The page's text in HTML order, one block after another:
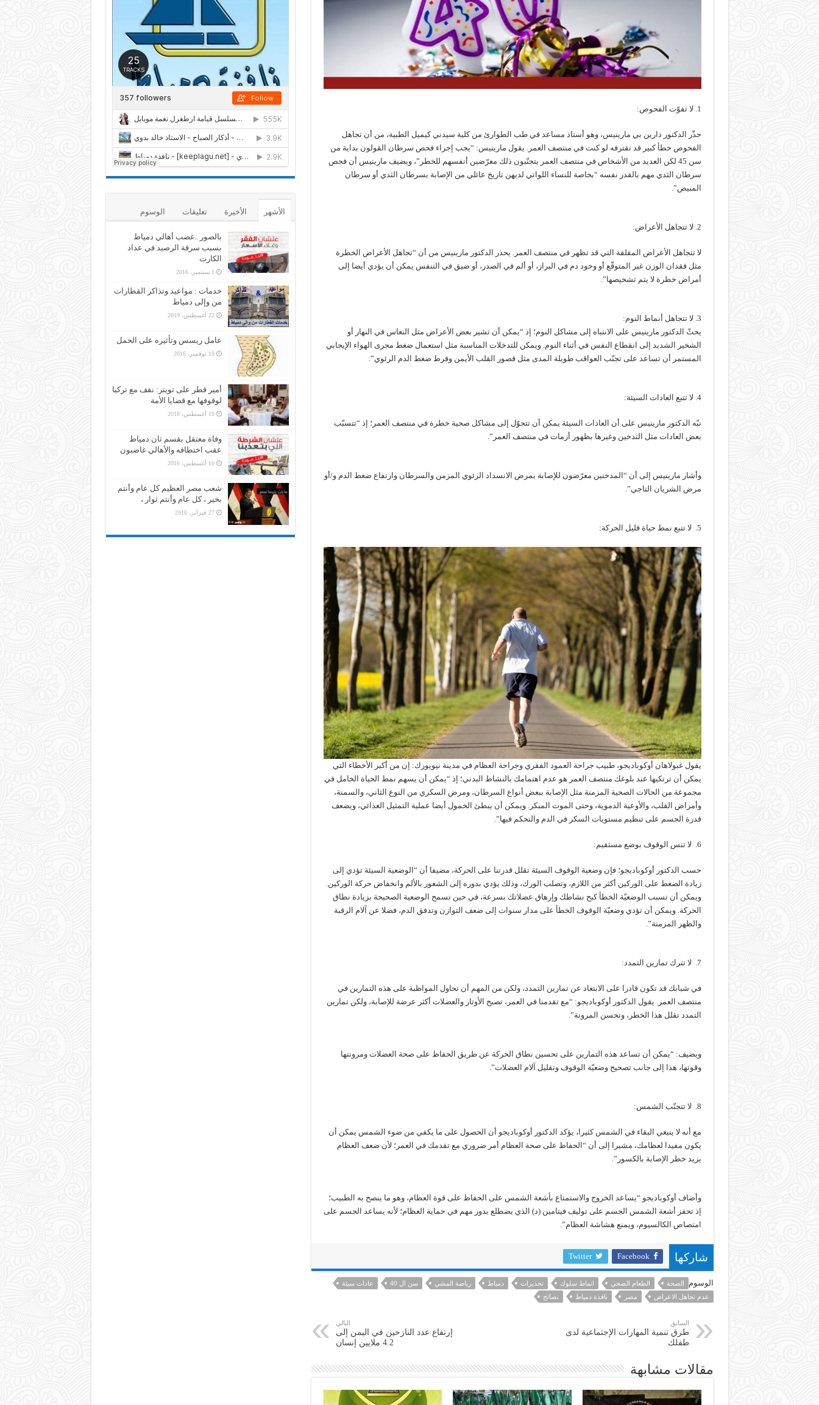
1. لا تفوّت الفحوص:
حذّر الدكتور دارين بي مارينيس، وهو أستاذ مساعد في طب الطوارئ من كلية سيدني كيميل الطبية، من أن تجاهل
الفحوص خطأ كبير قد تقترفه لو كنت في منتصف العمر. يقول مارينيس: “يجب إجراء فحص سرطان القولون بداية من
سن 45 لكن العديد من الأشخاص في منتصف العمر يتجنّبون ذلك معرّضين أنفسهم للخطر”، ويضيف مارينيس أن فحص
سرطان الثدي مهم بالقدر نفسه “بخاصة للنساء اللواتي لديهن تاريخ عائلي من الإصابة بسرطان الثدي أو سرطان
المبيض”.
2. لا تتجاهل الأعراض:
لا تتجاهل الأعراض المقلقة التي قد تظهر في منتصف العمر. يحذر الدكتور مارينيس من أن “تجاهل الأعراض الخطرة
مثل فقدان الوزن غير المتوقّع أو وجود دم في البراز، أو ألم في الصدر، أو ضيق في التنفس يمكن أن يؤدي أيضا إلى
أمراض خطرة لا يتم تشخيصها”.
3. لا تتجاهل أنماط النوم:
يحثّ الدكتور مارينيس على الانتباه إلى مشاكل النوم؛ إذ “يمكن أن تشير بعض الأعراض مثل النعاس في النهار أو
الشخير الشديد إلى انقطاع النفس في أثناء النوم. ويمكن للتدخلات المناسبة مثل استعمال ضغط مجرى الهواء الإيجابي
المستمر أن تساعد على تجنّب العواقب طويلة المدى مثل قصور القلب الأيمن وفرط ضغط الدم الرئوي”.
4. لا تتبع العادات السيئة:
نبّه الدكتور مارينيس على أن العادات السيئة يمكن أن تتحوّل إلى مشاكل صحية خطرة في منتصف العمر؛ إذ “تتسبّب
بعض العادات مثل التدخين وغيرها بظهور أزمات في منتصف العمر”.
وأشار مارينيس إلى أن “المدخنين معرّضون للإصابة بمرض الانسداد الرئوي المزمن والسرطان وارتفاع ضغط الدم و/أو
مرض الشريان التاجي”.
5. لا تتبع نمط حياة قليل الحركة:
يقول غبولاهان أوكوباديجو، طبيب جراحة العمود الفقري وجراحة العظام في مدينة نيويورك: إن من أكبر الأخطاء التي
يمكن أن ترتكبها عند بلوغك منتصف العمر هو عدم اهتمامك بالنشاط البدني؛ إذ “يمكن أن يسهم نمط الحياة الخامل في
مجموعة من الحالات الصحية المزمنة مثل الإصابة ببعض أنواع السرطان، ومرض السكري من النوع الثاني، والسمنة،
وأمراض القلب، والأوعية الدموية، وحتى الموت المبكر. ويمكن أن يبطئ الخمول أيضا عملية التمثيل الغذائي، ويضعف
قدرة الجسم على تنظيم مستويات السكر في الدم والتحكم فيها”.
6. لا تنس الوقوف بوضع مستقيم:
حسب الدكتور أوكوباديجو؛ فإن وضعية الوقوف السيئة تقلل قدرتنا على الحركة، مضيفا أن “الوضعية السيئة تؤدي إلى
زيادة الضغط على الوركين أكثر من اللازم، وتصلب الورك، وذلك يؤدي بدوره إلى الشعور بالألم وانخفاض حركة الوركين.
ويمكن أن تسبب الوضعيّة الخطأ كبح نشاطك وإرهاق عضلاتك بسرعة، في حين تسمح الوضعية الصحيحة بزيادة نطاق
الحركة. ويمكن أن تؤدي وضعيّة الوقوف الخطأ على مدار سنوات إلى ضعف التوازن وتدفق الدم، فضلا عن آلام الرقبة
والظهر المزمنة”.
7. لا تترك تمارين التمدد:
في شبابك قد تكون قادرا على الابتعاد عن تمارين التمدد، ولكن من المهم أن تحاول المواظبة على هذه التمارين في
منتصف العمر. يقول الدكتور أوكوباديجو: “مع تقدمنا في العمر، تصبح الأوتار والعضلات أكثر عرضة للإصابة، ولكن تمارين
التمدد تقلل هذا الخطر، وتحسن المرونة”.
ويضيف: “يمكن أن تساعد هذه التمارين على تحسين نطاق الحركة عن طريق الحفاظ على صحة العضلات ومرونتها
وقوتها، هذا إلى جانب تصحيح وضعيّة الوقوف وتقليل آلام العضلات”.
8. لا تتجنّب الشمس:
مع أنه لا ينبغي البقاء في الشمس كثيرا، يؤكد الدكتور أوكوباديجو أن الحصول على ما يكفي من ضوء الشمس يمكن أن
يكون مفيدا لعظامك، مشيرا إلى أن “الحفاظ على صحة العظام أمر ضروري مع تقدمك في العمر؛ لأن ضعف العظام
يزيد خطر الإصابة بالكسور”.
وأضاف أوكوباديجو “يساعد الخروج والاستمتاع بأشعة الشمس على الحفاظ على قوة العظام، وهو ما ينصح به الطبيب؛
إذ تحفز أشعة الشمس الجسم على توليف فيتامين (د) الذي يضطلع بدور مهم في حماية العظام؛ لأنه يساعد الجسم على
امتصاص الكالسيوم، ويمنع هشاشة العظام”.
شاركها Facebook
Twitter
الوسوم الصحة الطعام الصحي انماط سلوك تحذيرات دمياط رياضة المشي سن ال 40
عادات سيئة
عدم تجاهل الاعراض
مصر نافذة دمياط نصائح
السابق
طرق تنمية المهارات الإجتماعية لدى
طفلك
التالي
إرتفاع عدد النازحين في اليمن إلى
4.2 ملايين إنسان
مقالات مشابهة
الأشهر الأخيرة تعليقات الوسوم
بالصور ..غضب أهالي دمياط
بسبب سرقة الرصيد في عداد
الكارت
1 سبتمبر، 2016
خدمات : مواعيد وتذاكر القطارات
من وإلى دمياط
22 أغسطس، 2019
عامل ريسس وتأثيره على الحمل
19 نوفمبر، 2016
أمير قطر على تويتر: نقف مع تركيا
لوقوفها مع قضايا الأمة
19 أغسطس، 2018
وفاة معتقل بقسم ثان دمياط
عقب اختطافه والأهالي غاضبون
10 أغسطس، 2016
شعب مصر العظيم كل عام وأنتم
بخير ، كل عام وأنتم ثوار ،
27 فبراير، 2016